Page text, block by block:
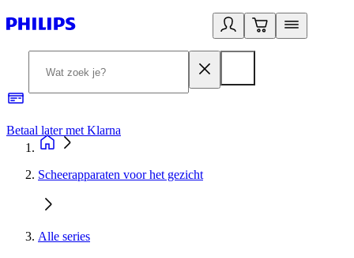
Betaal later met Klarna
Scheerapparaten voor het gezicht
Alle series